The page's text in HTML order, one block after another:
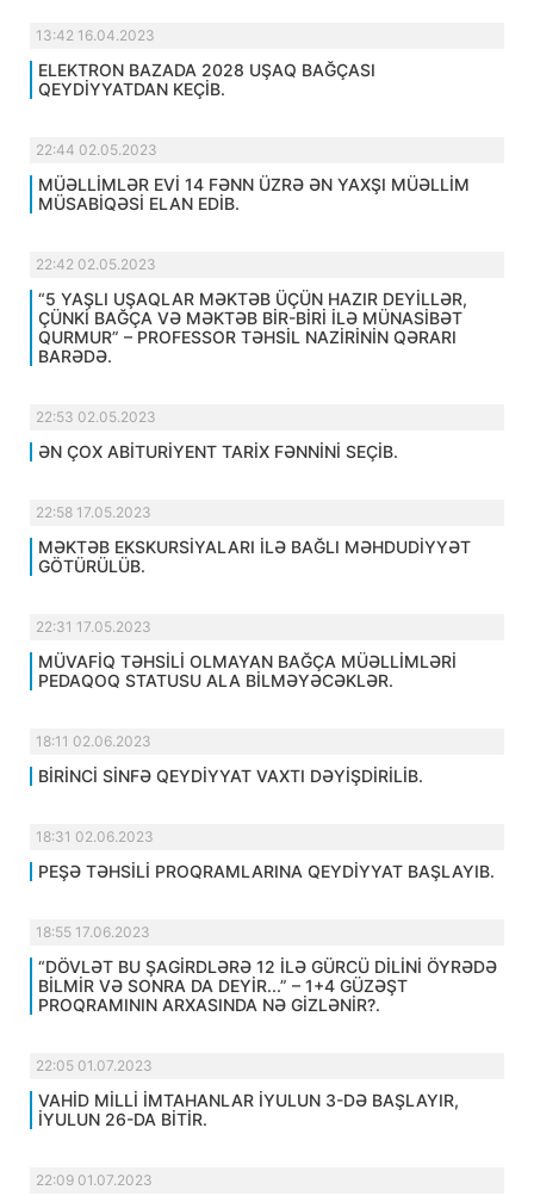
13:42 16.04.2023
ELEKTRON BAZADA 2028 UŞAQ BAĞÇASI
QEYDİYYATDAN KEÇİB.
22:44 02.05.2023
MÜƏLLİMLƏR EVİ 14 FƏNN ÜZRƏ ƏN YAXŞI MÜƏLLİM
MÜSABİQƏSİ ELAN EDİB.
22:42 02.05.2023
“5 YAŞLI UŞAQLAR MƏKTƏB ÜÇÜN HAZIR DEYİLLƏR,
ÇÜNKİ BAĞÇA VƏ MƏKTƏB BİR-BİRİ İLƏ MÜNASİBƏT
QURMUR” – PROFESSOR TƏHSİL NAZİRİNİN QƏRARI
BARƏDƏ.
22:53 02.05.2023
ƏN ÇOX ABİTURİYENT TARİX FƏNNİNİ SEÇİB.
22:58 17.05.2023
MƏKTƏB EKSKURSİYALARI İLƏ BAĞLI MƏHDUDİYYƏT
GÖTÜRÜLÜB.
22:31 17.05.2023
MÜVAFİQ TƏHSİLİ OLMAYAN BAĞÇA MÜƏLLİMLƏRİ
PEDAQOQ STATUSU ALA BİLMƏYƏCƏKLƏR.
18:11 02.06.2023
BİRİNCİ SİNFƏ QEYDİYYAT VAXTI DƏYİŞDİRİLİB.
18:31 02.06.2023
PEŞƏ TƏHSİLİ PROQRAMLARINA QEYDİYYAT BAŞLAYIB.
18:55 17.06.2023
“DÖVLƏT BU ŞAGİRDLƏRƏ 12 İLƏ GÜRCÜ DİLİNİ ÖYRƏDƏ
BİLMİR VƏ SONRA DA DEYİR...” – 1+4 GÜZƏŞT
PROQRAMININ ARXASINDA NƏ GİZLƏNİR?.
22:05 01.07.2023
VAHİD MİLLİ İMTAHANLAR İYULUN 3-DƏ BAŞLAYIR,
İYULUN 26-DA BİTİR.
22:09 01.07.2023